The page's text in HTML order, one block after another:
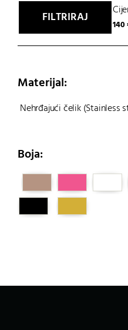
cijena
cijena
FILTRIRAJ 140
Materijal:
Nehrđajući čelik (Stainless
Boja: